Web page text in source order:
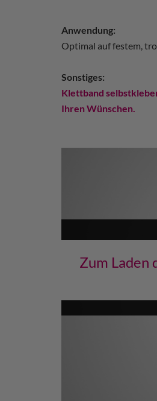
Anwendung:
Optimal auf festem,
Sonstiges:
Klettband
Ihren Wünschen.
Zum Laden